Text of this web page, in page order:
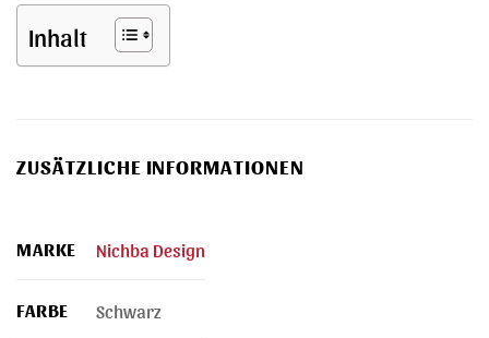
Inhalt
ZUSÄTZLICHE INFORMATIONEN
MARKE Nichba Design
FARBE Schwarz